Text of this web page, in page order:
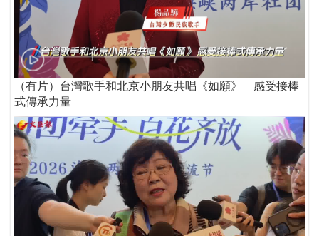
（有片）台灣歌手和北京小朋友共唱《如願》 感受接棒
式傳承力量